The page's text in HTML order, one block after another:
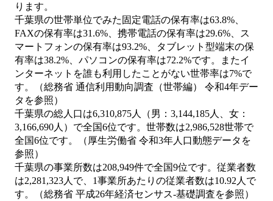
ります。
千葉県の世帯単位でみた固定電話の保有率は63.8%、
FAXの保有率は31.6%、携帯電話の保有率は29.6%、ス
マートフォンの保有率は93.2%、タブレット型端末の保
有率は38.2%、パソコンの保有率は72.2%です。またイ
ンターネットを誰も利用したことがない世帯率は7%で
す。（総務省 通信利用動向調査（世帯編） 令和4年デー
タを参照）
千葉県の総人口は6,310,875人（男：3,144,185人、女：
3,166,690人）で全国6位です。世帯数は2,986,528世帯で
全国6位です。（厚生労働省 令和3年人口動態データを
参照）
千葉県の事業所数は208,949件で全国9位です。従業者数
は2,281,323人で、1事業所あたりの従業者数は10.92人で
す。（総務省 平成26年経済センサス‐基礎調査を参照）